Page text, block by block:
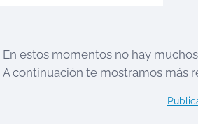
En estos momentos no hay
A continuación te mostramos más